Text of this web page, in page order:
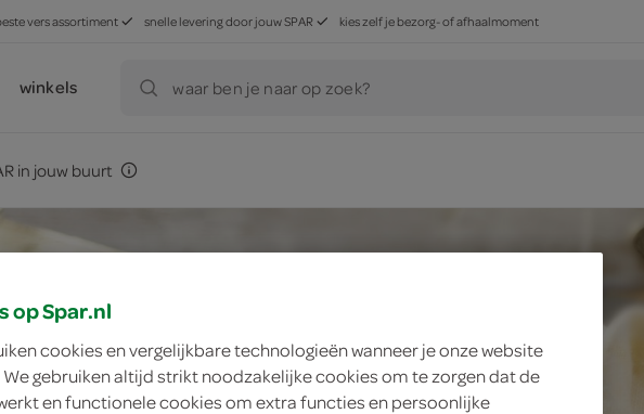
vers assortiment snelle levering door jouw SPAR kies zelf je bezorg- of afhaalmoment
winkels waar ben je naar op zoek?
in jouw buurt
op Spar.nl
cookies en vergelijkbare technologieën wanneer je onze website
gebruiken altijd strikt noodzakelijke cookies om te zorgen dat de
en functionele cookies om extra functies en persoonlijke